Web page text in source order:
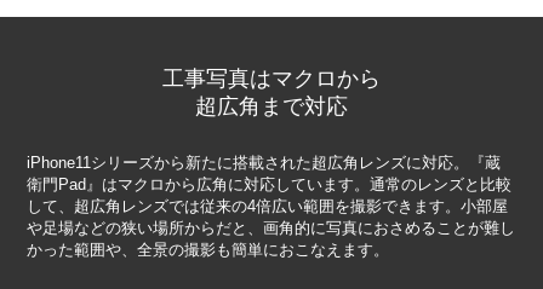
工事写真はマクロから
超広角まで対応
iPhone11シリーズから新たに搭載された超広角レンズに対応。『蔵
衛門Pad』はマクロから広角に対応しています。通常のレンズと比較
して、超広角レンズでは従来の4倍広い範囲を撮影できます。小部屋
や足場などの狭い場所からだと、画角的に写真におさめることが難し
かった範囲や、全景の撮影も簡単におこなえます。